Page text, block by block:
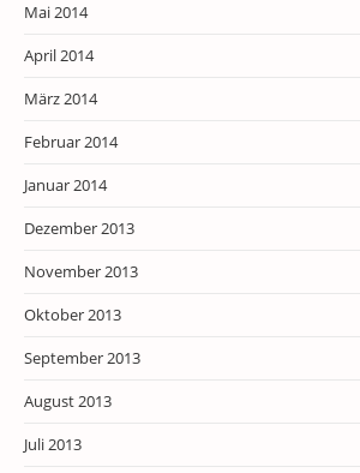
Mai 2014
April 2014
März 2014
Februar 2014
Januar 2014
Dezember 2013
November 2013
Oktober 2013
September 2013
August 2013
Juli 2013